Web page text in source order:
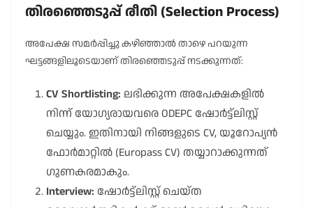
തിരഞ്ഞെടുപ്പ് രീതി (Selection Process)
അപേക്ഷ സമർപ്പിച്ചു കഴിഞ്ഞാൽ താഴെ പറയുന്ന
ഘട്ടങ്ങളിലൂടെയാണ് തിരഞ്ഞെടുപ്പ് നടക്കുന്നത്:
CV Shortlisting: ലഭിക്കുന്ന അപേക്ഷകളിൽ
നിന്ന് യോഗ്യരായവരെ ODEPC ഷോർട്ട്ലിസ്റ്റ്
ചെയ്യും. ഇതിനായി നിങ്ങളുടെ CV, യൂറോപ്യൻ
ഫോർമാറ്റിൽ (Europass CV) തയ്യാറാക്കുന്നത്
ഗുണകരമാകും.
Interview: ഷോർട്ട്ലിസ്റ്റ് ചെയ്ത